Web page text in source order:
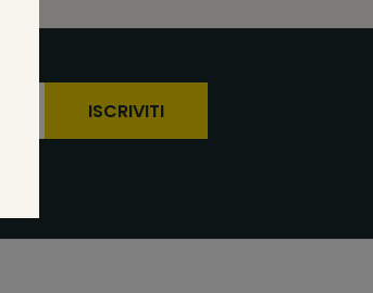
ISCRIVITI